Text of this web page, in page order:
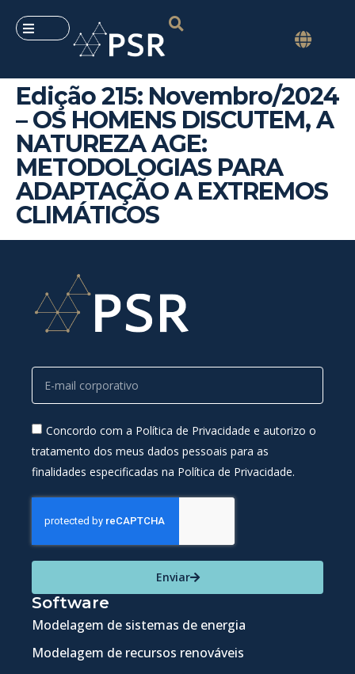
Edição 215: Novembro/2024
– OS HOMENS DISCUTEM, A
NATUREZA AGE:
METODOLOGIAS PARA
ADAPTAÇÃO A EXTREMOS
CLIMÁTICOS
Concordo com a Política de Privacidade e autorizo o
tratamento dos meus dados pessoais para as
finalidades especificadas na Política de Privacidade.
Enviar
Software
Modelagem de sistemas de energia
Modelagem de recursos renováveis